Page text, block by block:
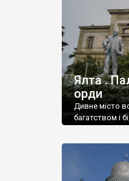
Ялта .
орди
Дивне місто
багатством і